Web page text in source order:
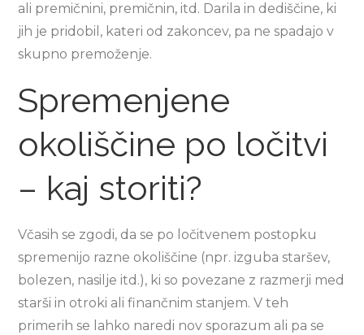
ali premičnini, premičnin, itd. Darila in dediščine, ki
jih je pridobil, kateri od zakoncev, pa ne spadajo v
skupno premoženje.
Spremenjene
okoliščine po ločitvi
– kaj storiti?
Včasih se zgodi, da se po ločitvenem postopku
spremenijo razne okoliščine (npr. izguba staršev,
bolezen, nasilje itd.), ki so povezane z razmerji med
starši in otroki ali finančnim stanjem. V teh
primerih se lahko naredi nov sporazum ali pa se